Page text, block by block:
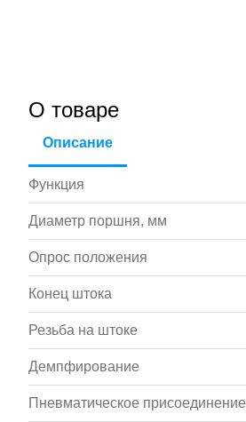
О товаре
Описание
Функция
Диаметр поршня, мм
Опрос положения
Конец штока
Резьба на штоке
Демпфирование
Пневматическое присоединение